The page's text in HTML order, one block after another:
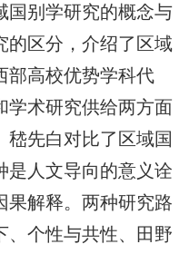
国别学研究的概念与
的区分，介绍了区域
部高校优势学科代
学术研究供给两方面
嵇先白对比了区域国
是人文导向的意义诠
果解释。两种研究路
、个性与共性、田野